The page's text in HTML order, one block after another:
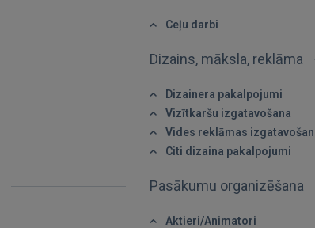
Ceļu darbi
Dizains, māksla, reklāma
Dizainera pakalpojumi
Vizītkaršu izgatavošana
Vides reklāmas
Citi dizaina pakalpojumi
Pasākumu organizēšana
Aktieri/Animatori